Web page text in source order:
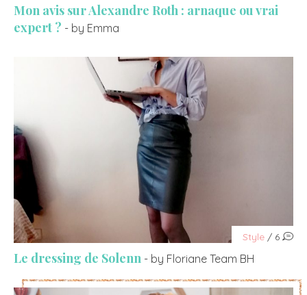
Mon avis sur Alexandre Roth : arnaque ou vrai
expert ? - by Emma
Style / 6
Le dressing de Solenn - by Floriane Team BH